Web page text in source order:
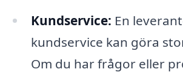
Kundservice: En
kundservice kan göra
Om du har frågor eller